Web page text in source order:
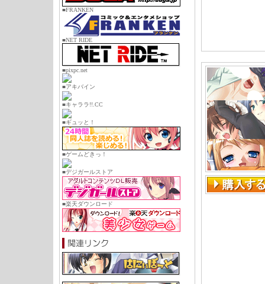
■FRANKEN
■NET RIDE
■pixpc.net
■アキバイン
■キャララ!!.CC
■ギュッと！
■ゲームどきっ！
■デジガールストア
■楽天ダウンロード